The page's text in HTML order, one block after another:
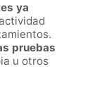
ya
pruebas
u otros